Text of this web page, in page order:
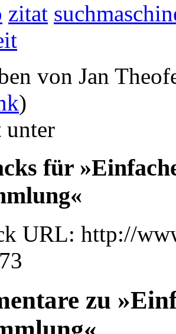
zitat
von Jan
)
unter
für
URL: http://
zu